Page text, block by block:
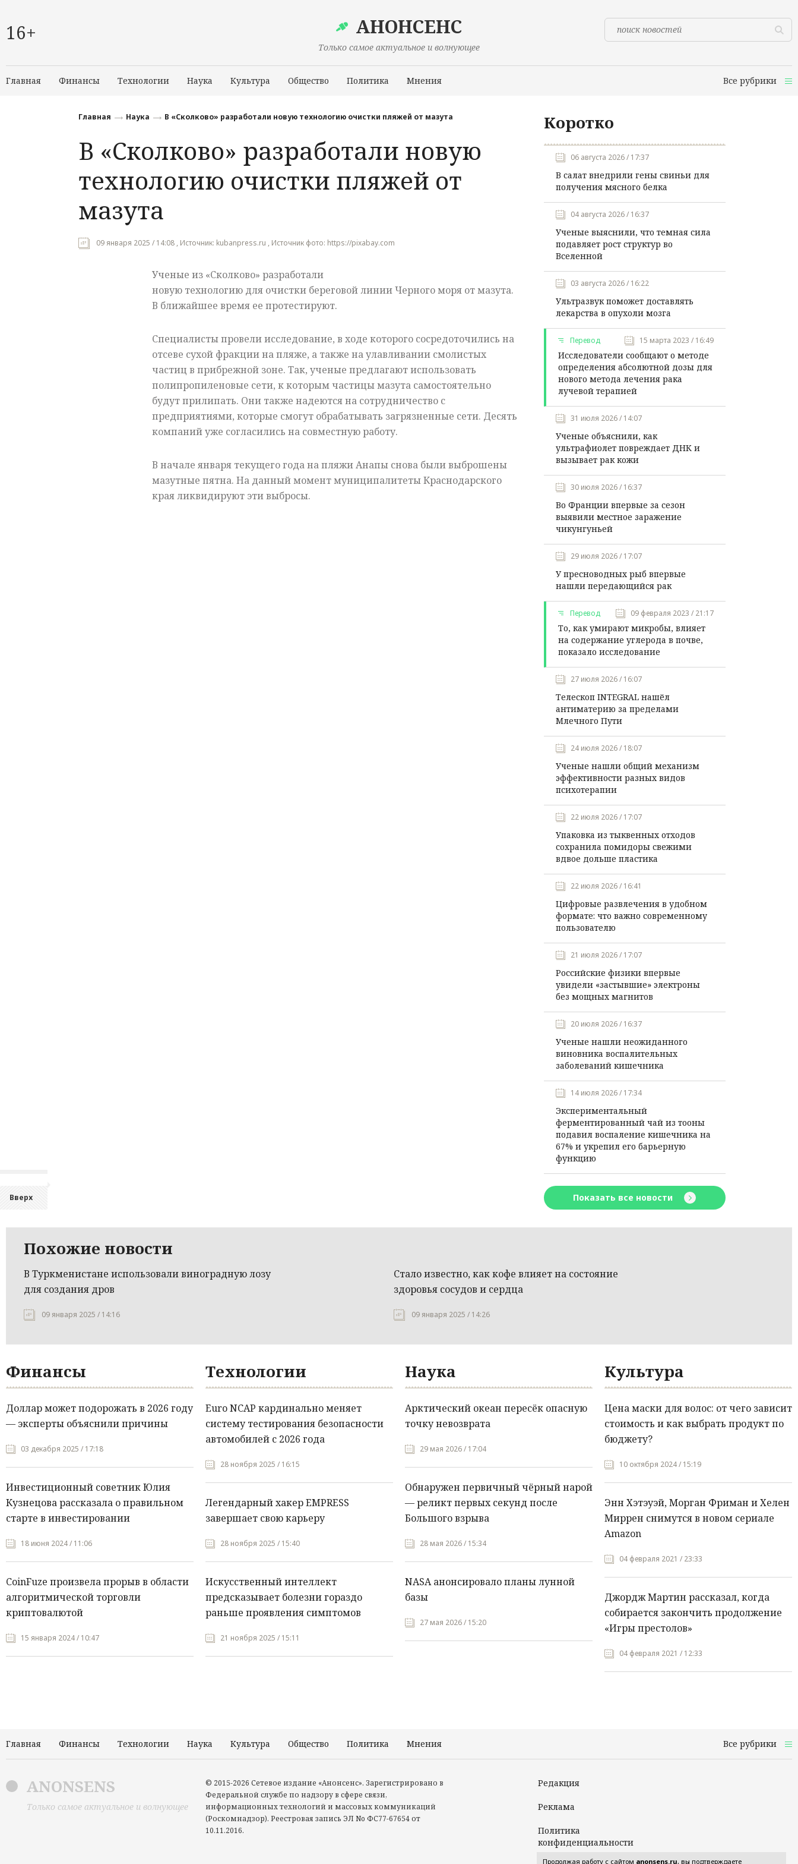
16+ АНОНСЕНС
Только самое актуальное и волнующее
Главная Финансы Технологии Наука Культура Общество Политика Мнения Все рубрики
Происшествия
Вверх
Главная Наука В «Сколково» разработали новую технологию очистки пляжей от мазута
В «Сколково» разработали новую
технологию очистки пляжей от
мазута
09 января 2025 / 14:08 , Источник: kubanpress.ru , Источник фото: https://pixabay.com
Ученые из «Сколково» разработали
новую технологию для очистки береговой линии Черного моря от мазута.
В ближайшее время ее протестируют.
Специалисты провели исследование, в ходе которого сосредоточились на
отсеве сухой фракции на пляже, а также на улавливании смолистых
частиц в прибрежной зоне. Так, ученые предлагают использовать
полипропиленовые сети, к которым частицы мазута самостоятельно
будут прилипать. Они также надеются на сотрудничество с
предприятиями, которые смогут обрабатывать загрязненные сети. Десять
компаний уже согласились на совместную работу.
В начале января текущего года на пляжи Анапы снова были выброшены
мазутные пятна. На данный момент муниципалитеты Краснодарского
края ликвидируют эти выбросы.
Коротко
06 августа 2026 / 17:37
В салат внедрили гены свиньи для
получения мясного белка
04 августа 2026 / 16:37
Ученые выяснили, что темная сила
подавляет рост структур во
Вселенной
03 августа 2026 / 16:22
Ультразвук поможет доставлять
лекарства в опухоли мозга
Перевод 15 марта 2023 / 16:49
Исследователи сообщают о методе
определения абсолютной дозы для
нового метода лечения рака
лучевой терапией
31 июля 2026 / 14:07
Ученые объяснили, как
ультрафиолет повреждает ДНК и
вызывает рак кожи
30 июля 2026 / 16:37
Во Франции впервые за сезон
выявили местное заражение
чикунгуньей
29 июля 2026 / 17:07
У пресноводных рыб впервые
нашли передающийся рак
Перевод 09 февраля 2023 / 21:17
То, как умирают микробы, влияет
на содержание углерода в почве,
показало исследование
27 июля 2026 / 16:07
Телескоп INTEGRAL нашёл
антиматерию за пределами
Млечного Пути
24 июля 2026 / 18:07
Ученые нашли общий механизм
эффективности разных видов
психотерапии
22 июля 2026 / 17:07
Упаковка из тыквенных отходов
сохранила помидоры свежими
вдвое дольше пластика
22 июля 2026 / 16:41
Цифровые развлечения в удобном
формате: что важно современному
пользователю
21 июля 2026 / 17:07
Российские физики впервые
увидели «застывшие» электроны
без мощных магнитов
20 июля 2026 / 16:37
Ученые нашли неожиданного
виновника воспалительных
заболеваний кишечника
14 июля 2026 / 17:34
Экспериментальный
ферментированный чай из тооны
подавил воспаление кишечника на
67% и укрепил его барьерную
функцию
Показать все новости
Похожие новости
В Туркменистане использовали виноградную лозу
для создания дров
09 января 2025 / 14:16
Стало известно, как кофе влияет на состояние
здоровья сосудов и сердца
09 января 2025 / 14:26
Финансы
Доллар может подорожать в 2026 году
— эксперты объяснили причины
03 декабря 2025 / 17:18
Инвестиционный советник Юлия
Кузнецова рассказала о правильном
старте в инвестировании
18 июня 2024 / 11:06
CoinFuze произвела прорыв в области
алгоритмической торговли
криптовалютой
15 января 2024 / 10:47
Технологии
Euro NCAP кардинально меняет
систему тестирования безопасности
автомобилей с 2026 года
28 ноября 2025 / 16:15
Легендарный хакер EMPRESS
завершает свою карьеру
28 ноября 2025 / 15:40
Искусственный интеллект
предсказывает болезни гораздо
раньше проявления симптомов
21 ноября 2025 / 15:11
Наука
Арктический океан пересёк опасную
точку невозврата
29 мая 2026 / 17:04
Обнаружен первичный чёрный нарой
— реликт первых секунд после
Большого взрыва
28 мая 2026 / 15:34
NASA анонсировало планы лунной
базы
27 мая 2026 / 15:20
Культура
Цена маски для волос: от чего зависит
стоимость и как выбрать продукт по
бюджету?
10 октября 2024 / 15:19
Энн Хэтэуэй, Морган Фриман и Хелен
Миррен снимутся в новом сериале
Amazon
04 февраля 2021 / 23:33
Джордж Мартин рассказал, когда
собирается закончить продолжение
«Игры престолов»
04 февраля 2021 / 12:33
Главная Финансы Технологии Наука Культура Общество Политика Мнения Все рубрики
ANONSENS
Только самое актуальное и волнующее
© 2015-2026 Сетевое издание «Анонсенс». Зарегистрировано в
Федеральной службе по надзору в сфере связи,
информационных технологий и массовых коммуникаций
(Роскомнадзор). Реестровая запись ЭЛ No ФС77-67654 от
10.11.2016.
Редакция
Реклама
Политика
конфиденциальности
Продолжая работу с сайтом anonsens.ru, вы подтверждаете